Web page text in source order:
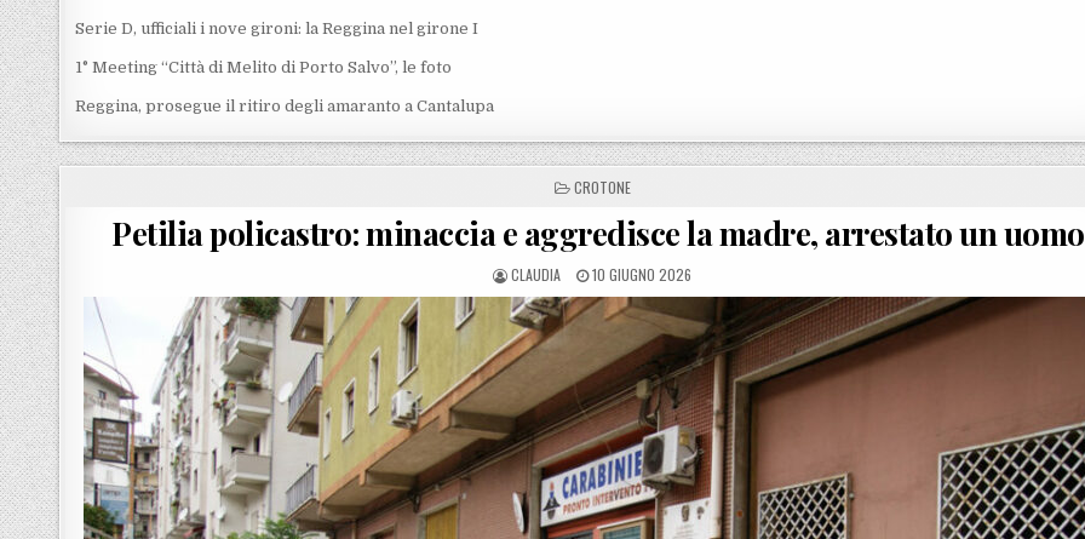
Serie D, ufficiali i nove gironi: la Reggina nel girone I
1° Meeting “Città di Melito di Porto Salvo”, le foto
Reggina, prosegue il ritiro degli amaranto a Cantalupa
POSTED IN
CROTONE
Petilia policastro: minaccia e aggredisce la madre, arrestato un uomo
POSTED BY
CLAUDIA POSTED ON
10 GIUGNO 2026